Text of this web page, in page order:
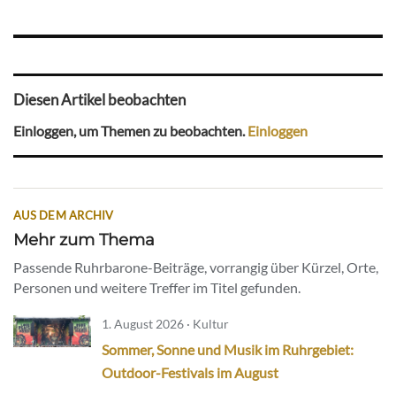
Diesen Artikel beobachten
Einloggen, um Themen zu beobachten.Einloggen
AUS DEM ARCHIV
Mehr zum Thema
Passende Ruhrbarone-Beiträge, vorrangig über Kürzel, Orte,
Personen und weitere Treffer im Titel gefunden.
1. August 2026 · Kultur
Sommer, Sonne und Musik im Ruhrgebiet:
Outdoor-Festivals im August